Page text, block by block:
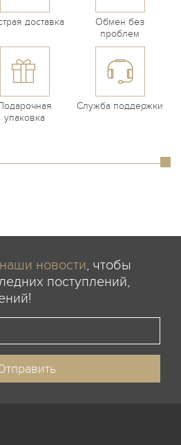
доставка
Обмен без
проблем
упаковка
Служба поддержки
новости, чтобы
поступлений,